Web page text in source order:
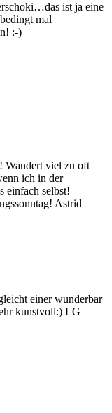
ist ja eine
mal
:-)
Wandert viel zu oft
ich in der
einfach selbst!
Astrid
einer wunderbar
kunstvoll:) LG